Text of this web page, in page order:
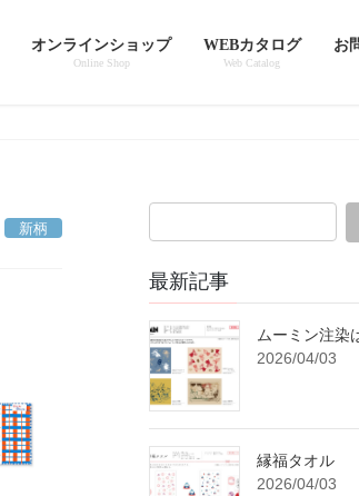
オンラインショップ
Online Shop
WEBカタログ
Web Catalog
お
新柄
最新記事
ムーミン注染
2026/04/03
縁福タオル
2026/04/03